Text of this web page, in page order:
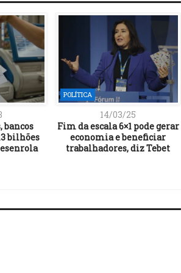
bancos
bilhões
POLÍTICA
14/03/25
Fim da escala 6×1 pode gerar
economia e beneficiar
trabalhadores, diz Tebet